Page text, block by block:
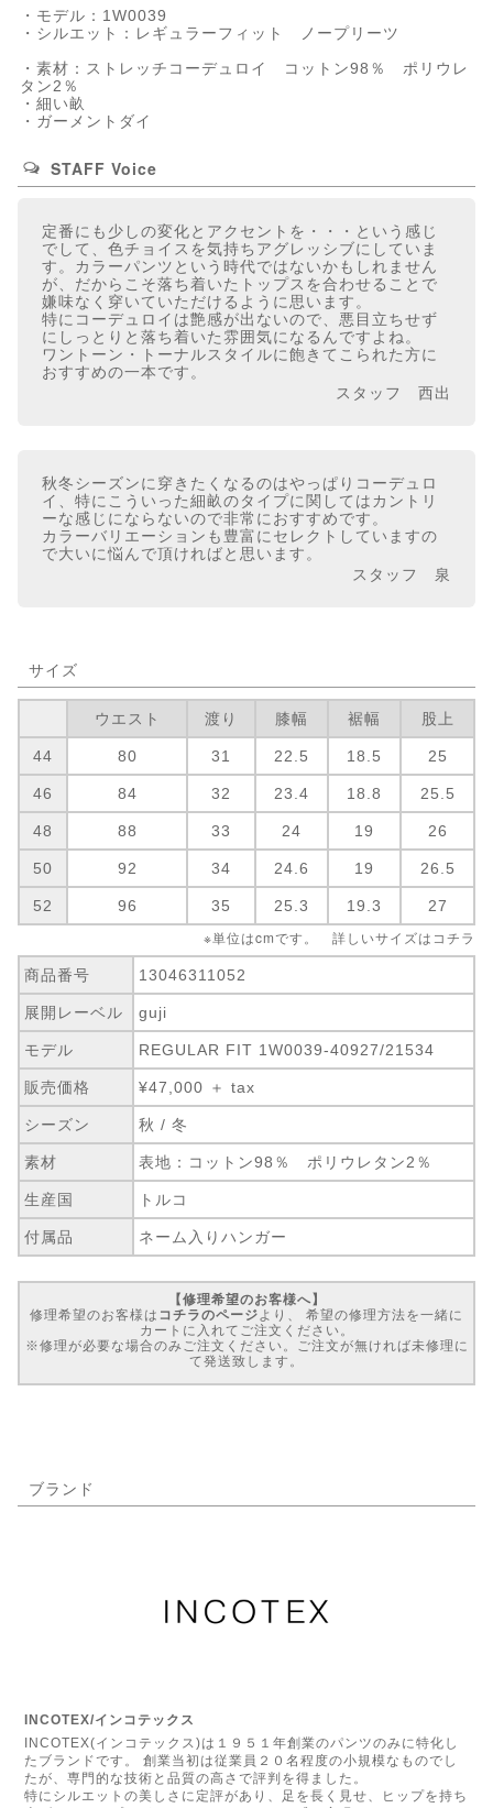
・モデル：1W0039
・シルエット：レギュラーフィット ノープリーツ
・素材：ストレッチコーデュロイ コットン98％ ポリウレ
タン2％
・細い畝
・ガーメントダイ
STAFF Voice
定番にも少しの変化とアクセントを・・・という感じ
でして、色チョイスを気持ちアグレッシブにしていま
す。カラーパンツという時代ではないかもしれません
が、だからこそ落ち着いたトップスを合わせることで
嫌味なく穿いていただけるように思います。
特にコーデュロイは艶感が出ないので、悪目立ちせず
にしっとりと落ち着いた雰囲気になるんですよね。
ワントーン・トーナルスタイルに飽きてこられた方に
おすすめの一本です。
スタッフ 西出
秋冬シーズンに穿きたくなるのはやっぱりコーデュロ
イ、特にこういった細畝のタイプに関してはカントリ
ーな感じにならないので非常におすすめです。
カラーバリエーションも豊富にセレクトしていますの
で大いに悩んで頂ければと思います。
スタッフ 泉
サイズ
ウエスト 渡り 膝幅 裾幅 股上
44 80 31 22.5 18.5 25
46 84 32 23.4 18.8 25.5
48 88 33 24 19 26
50 92 34 24.6 19 26.5
52 96 35 25.3 19.3 27
※単位はcmです。 詳しいサイズは コチラ
商品番号 13046311052
展開レーベル guji
モデル REGULAR FIT 1W0039-40927/21534
販売価格 ¥47,000 ＋ tax
シーズン 秋 / 冬
素材 表地：コットン98％ ポリウレタン2％
生産国 トルコ
付属品 ネーム入りハンガー
【修理希望のお客様へ】
修理希望のお客様は コチラのページ より、 希望の修理方法を一緒に
カートに入れてご注文ください。
※修理が必要な場合のみご注文ください。ご注文が無ければ未修理に
て発送致します。
ブランド
INCOTEX/インコテックス
INCOTEX(インコテックス)は１９５１年創業のパンツのみに特化し
たブランドです。 創業当初は従業員２０名程度の小規模なものでし
たが、専門的な技術と品質の高さで評判を得ました。
特にシルエットの美しさに定評があり、足を長く見せ、ヒップを持ち